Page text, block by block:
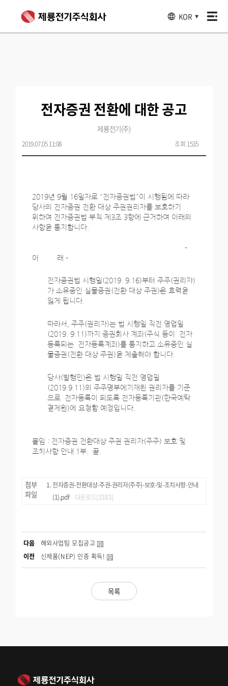
KOR ▼
전자증권 전환에 대한 공고
제룡전기(주)
2019.07.05 11:08 조회 1535
2019년 9월 16일자로 "전자증권법"이 시행됨에 따라
당사의 전자증권 전환 대상 주권권리자를 보호하기
위하여 전자증권법 부칙 제3조 3항에 근거하여 아래의
사항을 통지합니다.
-
아 래 -
전자증권법 시행일(2019. 9.16)부터 주주(권리자)
가 소유중인 실물증권(전환 대상 주권)은 효력을
잃게 됩니다.
따라서, 주주(권리자)는 법 시행일 직전 영업일
(2019. 9.11)까지 증권회사 계좌(주식 등이 전자
등록되는 전자등록계좌)를 통지하고 소유중인 실
물증권(전환 대상 주권)을 제출해야 합니다.
당사(발행인)은 법 시행일 직전 영업일
(2019.9.11)의 주주명부에기재된 권리자를 기준
으로 전자등록이 되도록 전자등록기관(한국예탁
결제원)에 요청할 예정입니다.
붙임 : 전자증권 전환대상 주권 권리자(주주) 보호 및
조치사항 안내 1부. 끝.
첨부
파일
전자증권-전환대상-주권-권리자(주주)-보호-및-조치사항-안내
(1).pdf
다운로드[3383]
목록
다음
해외사업팀 모집공고
이전 신제품(NEP) 인증 획득!